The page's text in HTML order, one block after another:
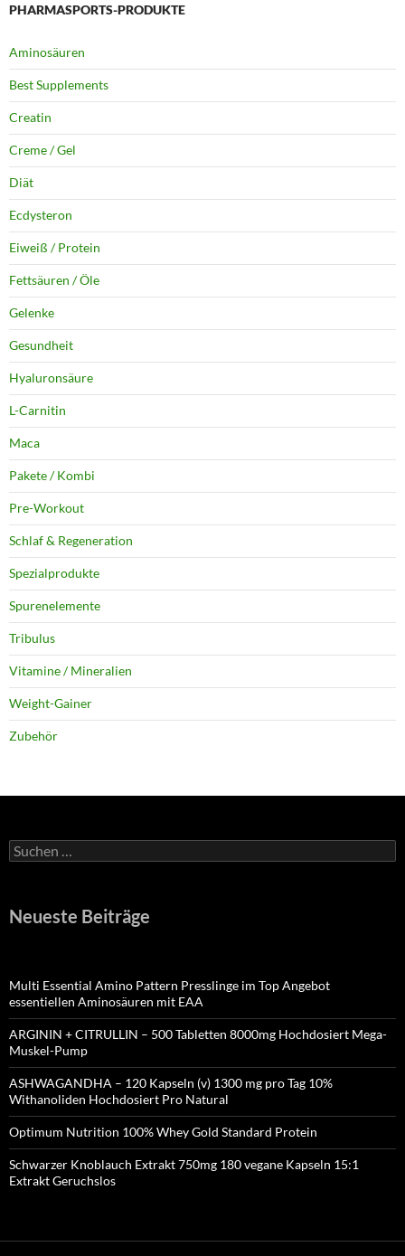
PHARMASPORTS-PRODUKTE
Aminosäuren
Best Supplements
Creatin
Creme / Gel
Diät
Ecdysteron
Eiweiß / Protein
Fettsäuren / Öle
Gelenke
Gesundheit
Hyaluronsäure
L-Carnitin
Maca
Pakete / Kombi
Pre-Workout
Schlaf & Regeneration
Spezialprodukte
Spurenelemente
Tribulus
Vitamine / Mineralien
Weight-Gainer
Zubehör
Suchen
nach:
Neueste Beiträge
Multi Essential Amino Pattern Presslinge im Top Angebot
essentiellen Aminosäuren mit EAA
ARGININ + CITRULLIN – 500 Tabletten 8000mg Hochdosiert Mega-
Muskel-Pump
ASHWAGANDHA – 120 Kapseln (v) 1300 mg pro Tag 10%
Withanoliden Hochdosiert Pro Natural
Optimum Nutrition 100% Whey Gold Standard Protein
Schwarzer Knoblauch Extrakt 750mg 180 vegane Kapseln 15:1
Extrakt Geruchslos